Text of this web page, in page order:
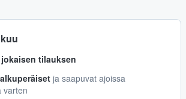
jokaisen tilauksen
ja saapuvat ajoissa
varten